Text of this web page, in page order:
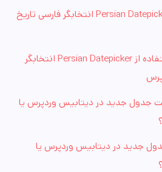
استفاده از Persian Datepicker انتخابگر فارسی تاریخ
استفاده از Persian Datepicker انتخابگر
جدول جدید در دیتابیس وردپرس یا
جدید در دیتابیس وردپرس یا